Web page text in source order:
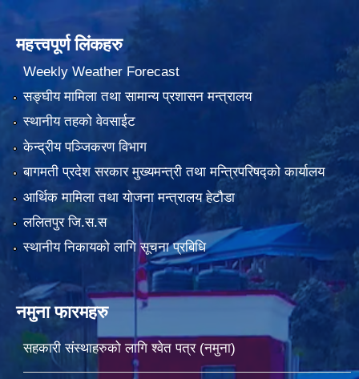
महत्त्वपूर्ण लिंकहरु
Weekly Weather Forecast
सङ्घीय मामिला तथा सामान्य प्रशासन मन्त्रालय
स्थानीय तहको वेवसाईट
केन्द्रीय पञ्जिकरण विभाग
बागमती प्रदेश सरकार मुख्यमन्त्री तथा मन्त्रिपरिषद्को कार्यालय
आर्थिक मामिला तथा योजना मन्त्रालय हेटौडा
ललितपुर जि.स.स
स्थानीय निकायको लागि सूचना प्रबिधि
नमुना फारमहरु
सहकारी संस्थाहरुको लागि श्वेत पत्र (नमुना)